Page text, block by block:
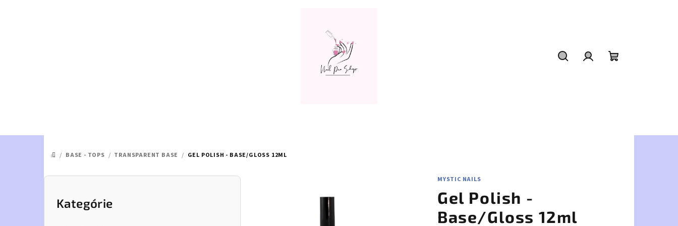
DOMOV
/ BASE - TOPS / TRANSPARENT BASE / GEL POLISH - BASE/GLOSS 12ML
B
Preskočiť
kategórie
Kategórie
MYSTIC NAILS
Gel Polish -
Base/Gloss 12ml